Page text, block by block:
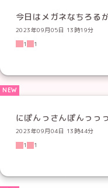
今日はメガネなちろる
2023年09月05日 13時19分
1
1
にぽんっさんぽんっっ
2023年09月04日 13時44分
1
1